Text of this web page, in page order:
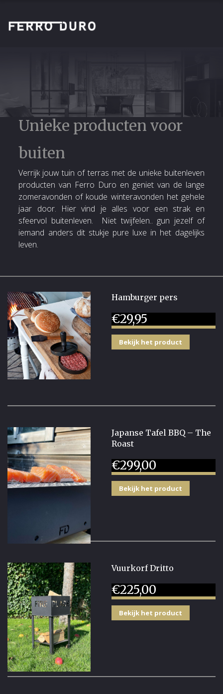
Unieke producten voor
buiten
Verrijk jouw tuin of terras met de unieke buitenleven
producten van Ferro Duro en geniet van de lange
zomeravonden of koude winteravonden het gehele
jaar door. Hier vind je alles voor een strak en
sfeervol buitenleven.
Niet twijfelen.. gun jezelf of
iemand anders dit stukje pure luxe in het dagelijks
leven.
Hamburger pers
€29,95
Bekijk het product
Japanse Tafel BBQ – The
Roast
€299,00
Bekijk het product
Vuurkorf Dritto
€225,00
Bekijk het product